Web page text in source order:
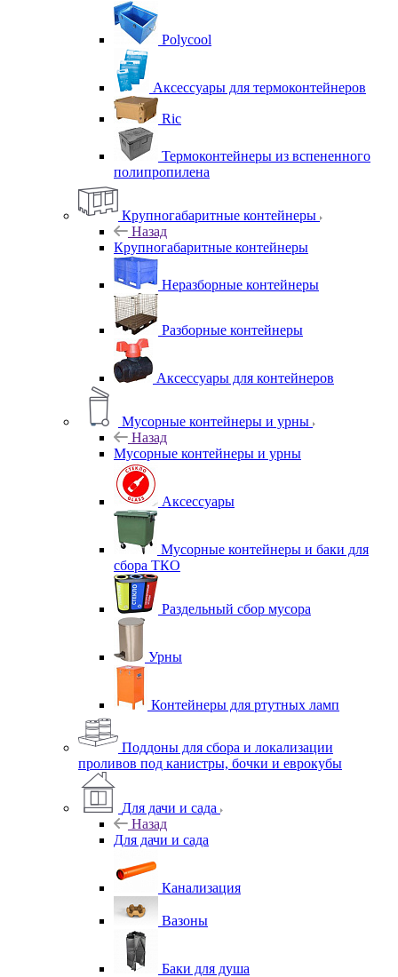
Polycool
Аксессуары для термоконтейнеров
Ric
Термоконтейнеры из вспененного
полипропилена
Крупногабаритные контейнеры
Назад
Крупногабаритные контейнеры
Неразборные контейнеры
Разборные контейнеры
Аксессуары для контейнеров
Мусорные контейнеры и урны
Назад
Мусорные контейнеры и урны
Аксессуары
Мусорные контейнеры и баки для
сбора ТКО
Раздельный сбор мусора
Урны
Контейнеры для ртутных ламп
Поддоны для сбора и локализации
проливов под канистры, бочки и еврокубы
Для дачи и сада
Назад
Для дачи и сада
Канализация
Вазоны
Баки для душа